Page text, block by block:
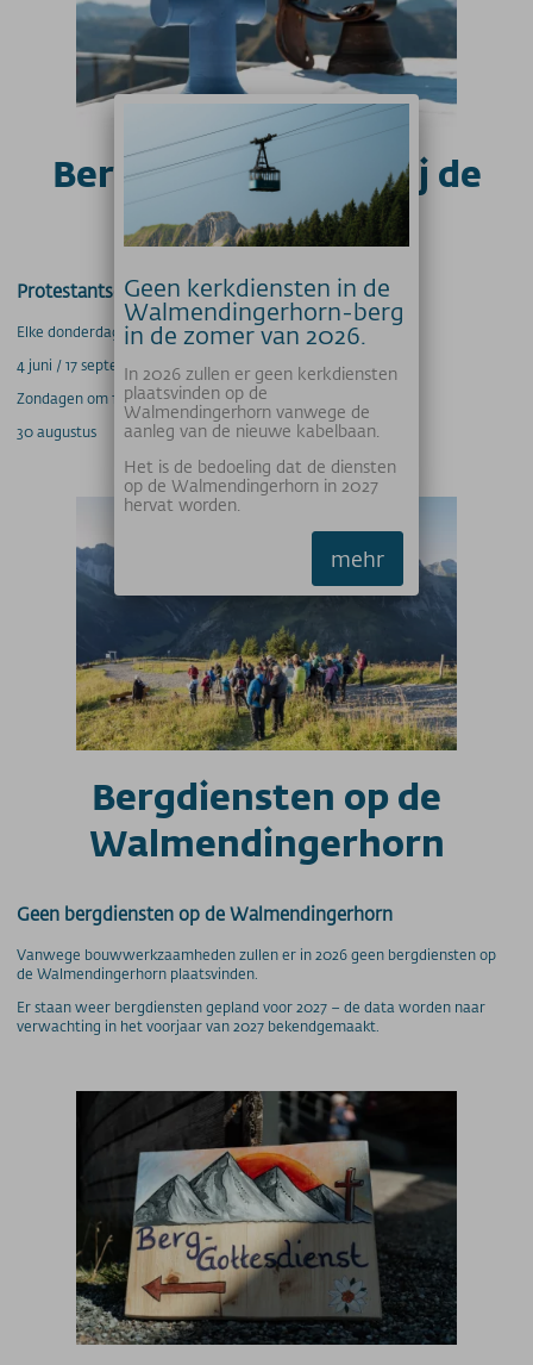
Bergkerkdiensten bij de
preekstoelmuur
Protestantse bergdiensten bij de Kanzelwand
Elke donderdag om 11:00 uur, indien het weer het toelaat
4 juni / 17 september
Zondagen om 11:30 uur, indien het weer het toelaat
30 augustus
Bergdiensten op de
Walmendingerhorn
Geen bergdiensten op de Walmendingerhorn
Vanwege bouwwerkzaamheden zullen er in 2026 geen bergdiensten op
de Walmendingerhorn plaatsvinden.
Er staan weer bergdiensten gepland voor 2027 – de data worden naar
verwachting in het voorjaar van 2027 bekendgemaakt.
Geen kerkdiensten in de
Walmendingerhorn-berg
in de zomer van 2026.
In 2026 zullen er geen kerkdiensten
plaatsvinden op de
Walmendingerhorn vanwege de
aanleg van de nieuwe kabelbaan.
Het is de bedoeling dat de diensten
op de Walmendingerhorn in 2027
hervat worden.
mehr